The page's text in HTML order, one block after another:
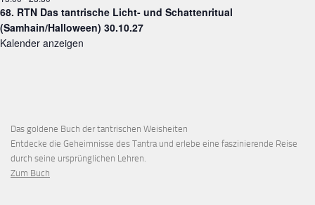
68. RTN Das tantrische Licht- und Schattenritual
(Samhain/Halloween) 30.10.27
Kalender anzeigen
Das goldene Buch der tantrischen Weisheiten
Entdecke die Geheimnisse des Tantra und erlebe eine faszinierende Reise
durch seine ursprünglichen Lehren.
Zum Buch